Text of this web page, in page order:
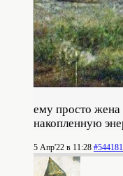
ему просто жена
накопленную
5 Апр'22 в 11:28 #544181